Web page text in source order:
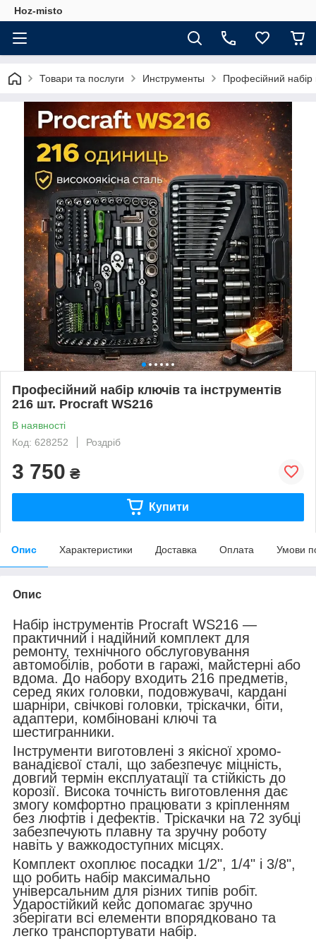
Hoz-misto
Товари та послуги Инструменты Професійний набір
Професійний набір ключів та інструментів
216 шт. Procraft WS216
В наявності
Код: 628252
Роздріб
3 750 ₴
Купити
Опис Характеристики Доставка Оплата Умови
Опис
Набір інструментів Procraft WS216 —
практичний і надійний комплект для
ремонту, технічного обслуговування
автомобілів, роботи в гаражі, майстерні або
вдома. До набору входить 216 предметів,
серед яких головки, подовжувачі, кардані
шарніри, свічкові головки, тріскачки, біти,
адаптери, комбіновані ключі та
шестигранники.
Інструменти виготовлені з якісної хромо-
ванадієвої сталі, що забезпечує міцність,
довгий термін експлуатації та стійкість до
корозії. Висока точність виготовлення дає
змогу комфортно працювати з кріпленням
без люфтів і дефектів. Тріскачки на 72 зубці
забезпечують плавну та зручну роботу
навіть у важкодоступних місцях.
Комплект охоплює посадки 1/2", 1/4" і 3/8",
що робить набір максимально
універсальним для різних типів робіт.
Ударостійкий кейс допомагає зручно
зберігати всі елементи впорядковано та
легко транспортувати набір.